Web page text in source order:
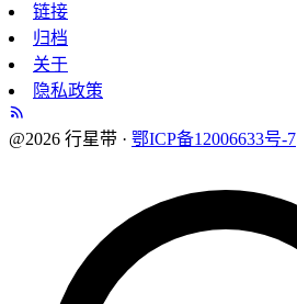
链接
归档
关于
隐私政策
@2026 行星带 · 鄂ICP备12006633号-7